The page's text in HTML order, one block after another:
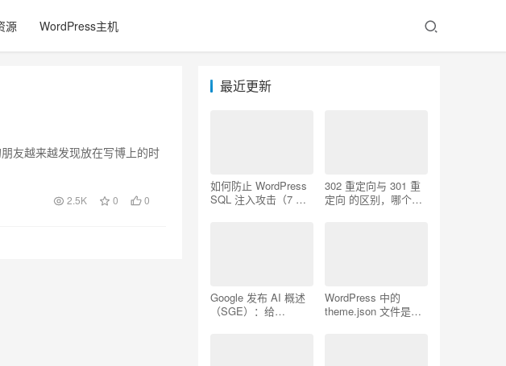
源 WordPress主机
友越来越发现放在写博上的时
2.5K 0 0
最近更新
如何防止 WordPress
SQL 注入攻击（7 个
302 重定向与 301 重
定向 的区别，哪个更
Google 发布 AI 概述
（SGE）：给
WordPress 中的
theme.json 文件是什